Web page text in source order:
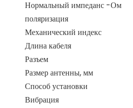
Нормальный импеданс -Ом
поляризация
Механический индекс
Длина кабеля
Разъем
Размер антенны, мм
Способ установки
Вибрация